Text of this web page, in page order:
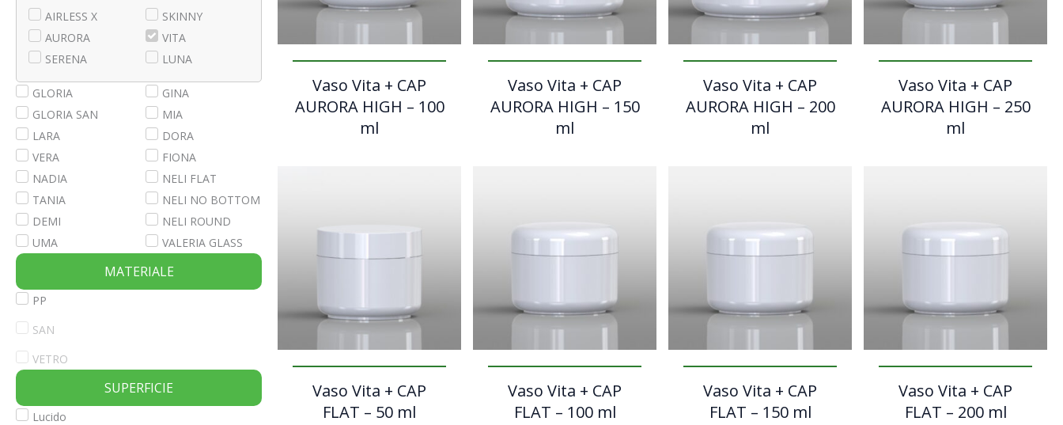
AIRLESS X
AURORA
SERENA
SKINNY
VITA
LUNA
GLORIA
GLORIA SAN
LARA
VERA
NADIA
TANIA
DEMI
UMA
GINA
MIA
DORA
FIONA
NELI FLAT
NELI NO BOTTOM
NELI ROUND
VALERIA GLASS
MATERIALE
PP
SAN
VETRO
SUPERFICIE
Lucido
Vaso Vita + CAP
AURORA HIGH – 100
ml
Vaso Vita + CAP
AURORA HIGH – 150
ml
Vaso Vita + CAP
AURORA HIGH – 200
ml
Vaso Vita + CAP
AURORA HIGH – 250
ml
Vaso Vita + CAP
FLAT – 50 ml
Vaso Vita + CAP
FLAT – 100 ml
Vaso Vita + CAP
FLAT – 150 ml
Vaso Vita + CAP
FLAT – 200 ml